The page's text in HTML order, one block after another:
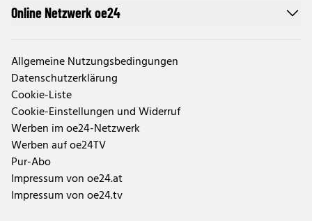
Online Netzwerk oe24
Allgemeine Nutzungsbedingungen
Datenschutzerklärung
Cookie-Liste
Cookie-Einstellungen und Widerruf
Werben im oe24-Netzwerk
Werben auf oe24TV
Pur-Abo
Impressum von oe24.at
Impressum von oe24.tv